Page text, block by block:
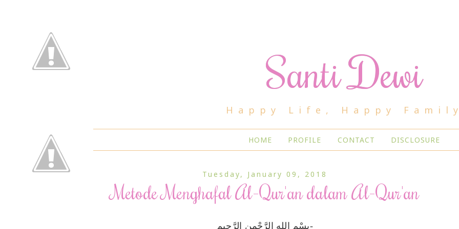
Santi Dewi
Happy Life, Happy
HOME PROFILE CONTACT DISCLOSURE
Tuesday, January 09, 2018
Metode Menghafal Al-Qur'an dalam Al-Qur'an
بِسْمِ اللهِ الرَّحْمنِ الرَّحِيمِ-